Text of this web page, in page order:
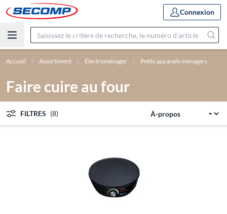
Connexion
Accueil Assortiment Électroménager Petits appareils ménagers
Faire cuire au four
FILTRES (8)